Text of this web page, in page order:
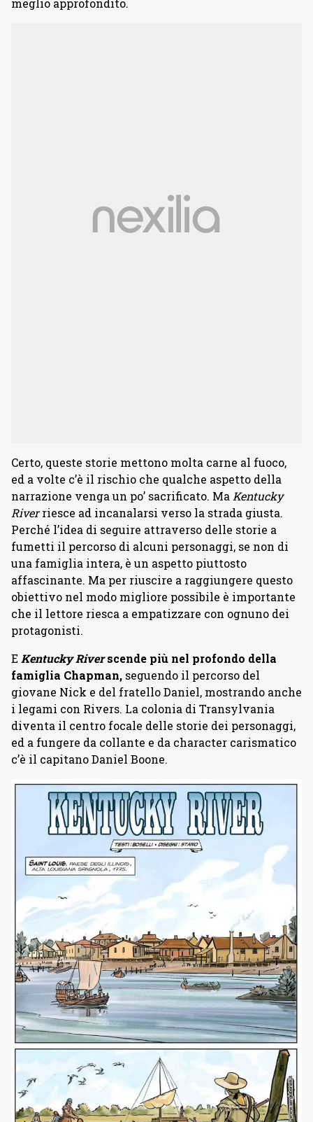
meglio approfondito.
Certo, queste storie mettono molta carne al fuoco,
ed a volte c’è il rischio che qualche aspetto della
narrazione venga un po’ sacrificato. Ma Kentucky
Riverriesce ad incanalarsi verso la strada giusta.
Perché l’idea di seguire attraverso delle storie a
fumetti il percorso di alcuni personaggi, se non di
una famiglia intera, è un aspetto piuttosto
affascinante. Ma per riuscire a raggiungere questo
obiettivo nel modo migliore possibile è importante
che il lettore riesca a empatizzare con ognuno dei
protagonisti.
E Kentucky Riverscende più nel profondo della
famiglia Chapman, seguendo il percorso del
giovane Nick e del fratello Daniel, mostrando anche
i legami con Rivers. La colonia di Transylvania
diventa il centro focale delle storie dei personaggi,
ed a fungere da collante e da character carismatico
c’è il capitano Daniel Boone.